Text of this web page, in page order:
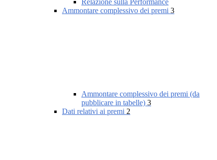
Relazione sulla Performance
Ammontare complessivo dei premi 3
Ammontare complessivo dei premi (da
pubblicare in tabelle) 3
Dati relativi ai premi 2